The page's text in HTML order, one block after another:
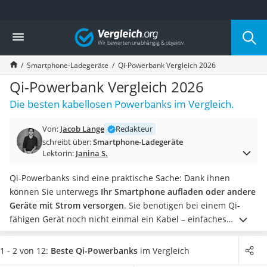
Die beliebtesten Vergleiche nach Kategorie
Elektronik
Powerstation
Monitor 32 Zoll 4K
Fernseher
Drucker
Desktop-PC
Diascanner
Laser-Multifunktionsdrucker
Powerstation mit Solarpanel
Gaming-PC
Soundbar
17-Zoll-Laptop
Satellitenschüssel
Gaming-Headset
Schnurloses Telefon
Vergleich
Smartphone-Ladegeräte Qi-Powerbank Vergleich 2026
Qi-Powerbank Vergleich 2026
Die besten kabellosen Powerbanks im Vergleich.
Von: Jacob Lange
Redakteur
schreibt über:Smartphone-Ladegeräte
Lektorin: Janina S.
Qi-Powerbanks sind eine praktische Sache: Dank ihnen
können Sie unterwegs Ihr Smartphone aufladen oder andere
Geräte mit Strom versorgen. Sie benötigen bei einem Qi-
fähigen Gerät noch nicht einmal ein Kabel – einfaches
Auflegen auf die Powerbank reicht aus. Über die Qi-
Ladefläche lässt sich meist nur ein Gerät zur selben Zeit
1 - 2 von 12: Beste Qi-Powerbanks im Vergleich